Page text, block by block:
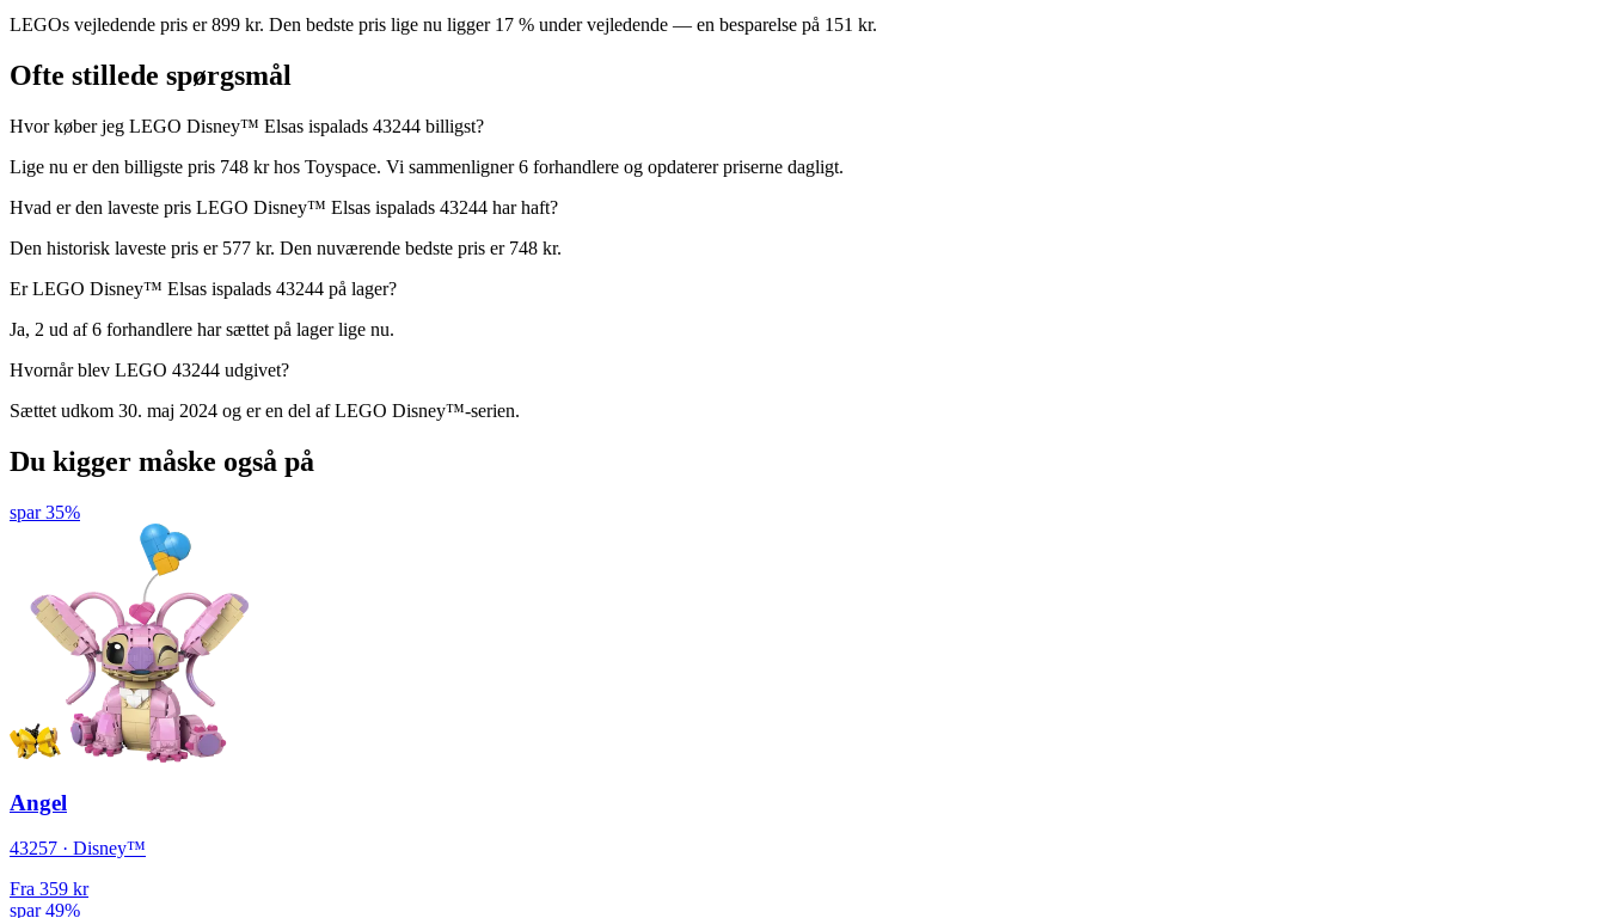
LEGOs vejledende pris er 899 kr. Den bedste pris lige nu ligger 17 % under vejledende — en besparelse på 151 kr.
Ofte stillede spørgsmål
Hvor køber jeg LEGO Disney™ Elsas ispalads 43244 billigst?
Lige nu er den billigste pris 748 kr hos Toyspace. Vi sammenligner 6 forhandlere og opdaterer priserne dagligt.
Hvad er den laveste pris LEGO Disney™ Elsas ispalads 43244 har haft?
Den historisk laveste pris er 577 kr. Den nuværende bedste pris er 748 kr.
Er LEGO Disney™ Elsas ispalads 43244 på lager?
Ja, 2 ud af 6 forhandlere har sættet på lager lige nu.
Hvornår blev LEGO 43244 udgivet?
Sættet udkom 30. maj 2024 og er en del af LEGO Disney™-serien.
Du kigger måske også på
spar 35%
Angel
43257 · Disney™
Fra 359 kr
spar 49%